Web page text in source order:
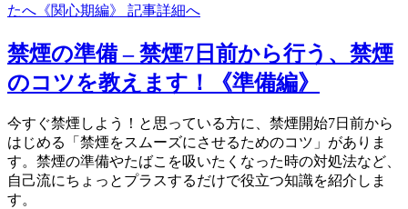
たへ《関心期編》 記事詳細へ
禁煙の準備 – 禁煙7日前から行う、禁煙
のコツを教えます！《準備編》
今すぐ禁煙しよう！と思っている方に、禁煙開始7日前から
はじめる「禁煙をスムーズにさせるためのコツ」がありま
す。禁煙の準備やたばこを吸いたくなった時の対処法など、
自己流にちょっとプラスするだけで役立つ知識を紹介しま
す。